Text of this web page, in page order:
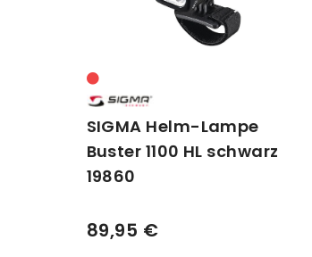
SIGMA Helm-Lampe
Buster 1100 HL schwarz
19860
89,95 €